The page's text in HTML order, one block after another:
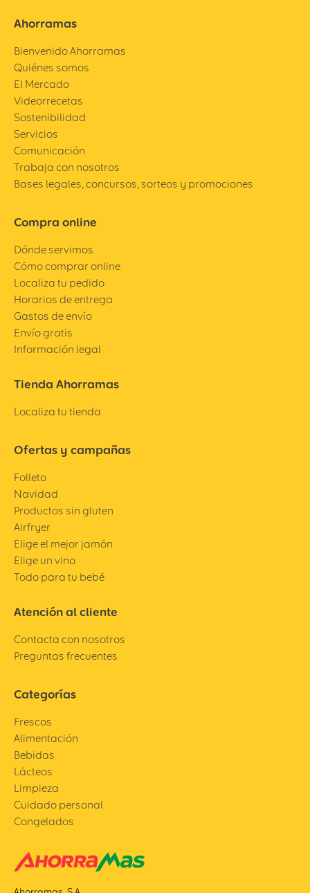
Ahorramas
Bienvenido Ahorramas
Quiénes somos
El Mercado
Videorrecetas
Sostenibilidad
Servicios
Comunicación
Trabaja con nosotros
Bases legales, concursos, sorteos y promociones
Compra online
Dónde servimos
Cómo comprar online
Localiza tu pedido
Horarios de entrega
Gastos de envío
Envío gratis
Información legal
Tienda Ahorramas
Localiza tu tienda
Ofertas y campañas
Folleto
Navidad
Productos sin gluten
Airfryer
Elige el mejor jamón
Elige un vino
Todo para tu bebé
Atención al cliente
Contacta con nosotros
Preguntas frecuentes
Categorías
Frescos
Alimentación
Bebidas
Lácteos
Limpieza
Cuidado personal
Congelados